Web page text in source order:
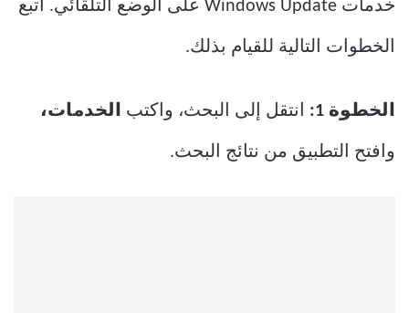
خدمات Windows Update على الوضع التلقائي. اتبع
الخطوات التالية للقيام بذلك.
الخطوة 1: انتقل إلى البحث، واكتب الخدمات،
وافتح التطبيق من نتائج البحث.